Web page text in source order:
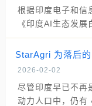
根据印度电子和信
《印度AI生态发
StarAgri 为落后的
2026-02-02
尽管印度早已不再
动力人口中，仍